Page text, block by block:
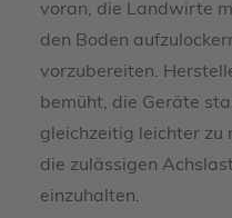
voran, die Landwirte
den Boden
vorzubereiten.
bemüht, die Geräte
gleichzeitig leichter zu
die zulässigen
einzuhalten.